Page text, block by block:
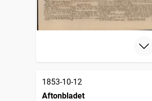
1853-10-12
Aftonbladet